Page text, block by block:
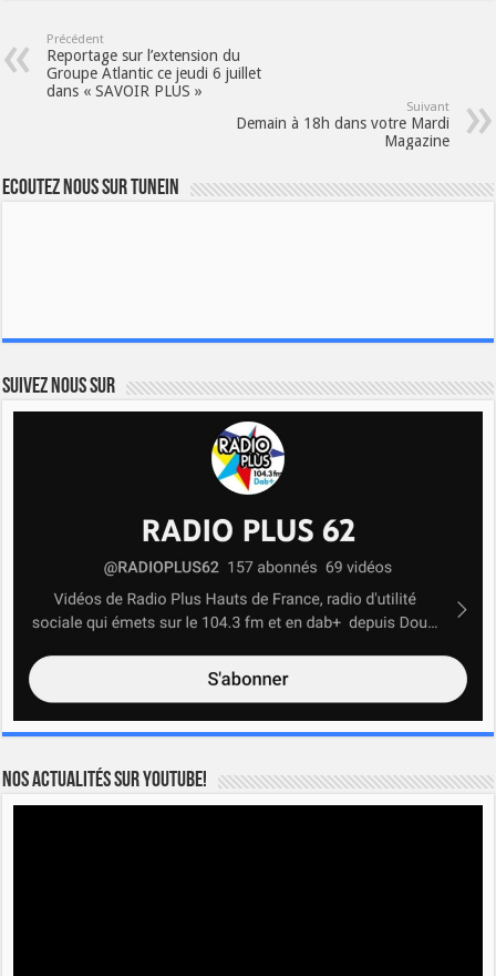
Précédent
Reportage sur l’extension du
Groupe Atlantic ce jeudi 6 juillet
dans « SAVOIR PLUS »
Suivant
Demain à 18h dans votre Mardi
Magazine
Ecoutez nous sur TuneIn
Suivez nous sur
Nos actualités sur YOUTUBE!